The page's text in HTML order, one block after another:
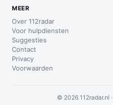
MEER
Over 112radar
Voor hulpdiensten
Suggesties
Contact
Privacy
Voorwaarden
© 2026 112radar.nl ·